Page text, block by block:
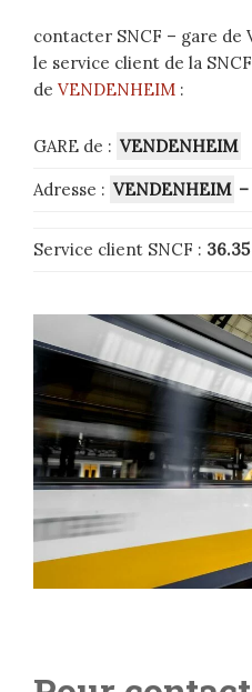
contacter SNCF – gare de
le service client de la
de VENDENHEIM :
GARE de : VENDENHEIM
Adresse : VENDENHEIM
Service client SNCF : 36.35